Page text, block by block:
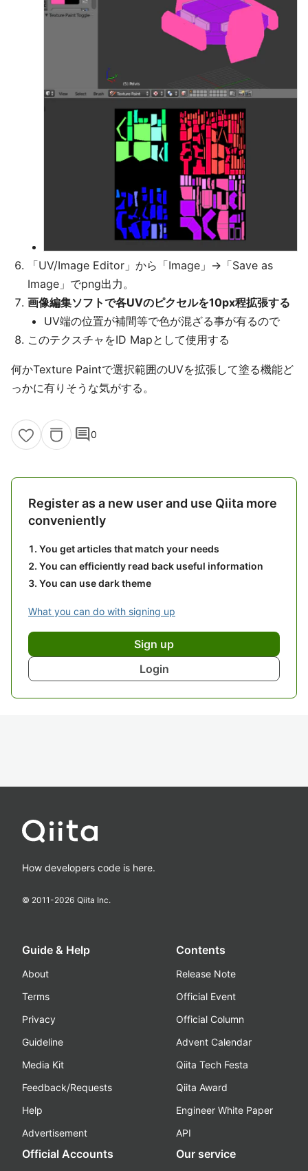
「UV/Image Editor」から「Image」→「Save as
Image」でpng出力。
画像編集ソフトで各UVのピクセルを10px程拡張する
UV端の位置が補間等で色が混ざる事が有るので
このテクスチャをID Mapとして使用する
何かTexture Paintで選択範囲のUVを拡張して塗る機能ど
っかに有りそうな気がする。
comment0
Register as a new user and use Qiita more
conveniently
You get articles that match your needs
You can efficiently read back useful information
You can use dark theme
What you can do with signing up
Sign up
Login
How developers code is here.
© 2011-2026 Qiita Inc.
Guide & Help
About
Terms
Privacy
Guideline
Media Kit
Feedback/Requests
Help
Advertisement
Contents
Release Note
Official Event
Official Column
Advent Calendar
Qiita Tech Festa
Qiita Award
Engineer White Paper
API
Official Accounts Our service